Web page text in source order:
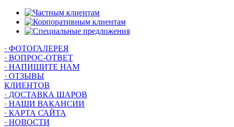
· ФОТОГАЛЕРЕЯ
· ВОПРОС-ОТВЕТ
· НАПИШИТЕ НАМ
· ОТЗЫВЫ
КЛИЕНТОВ
· ДОСТАВКА ШАРОВ
· НАШИ ВАКАНСИИ
· КАРТА САЙТА
· НОВОСТИ